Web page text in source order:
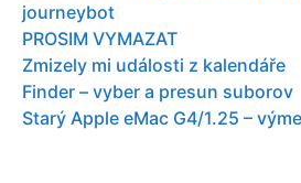
journeybot
PROSIM VYMAZAT
Zmizely mi události z kalendáře
Finder – vyber a presun suborov
Starý Apple eMac G4/1.25 –